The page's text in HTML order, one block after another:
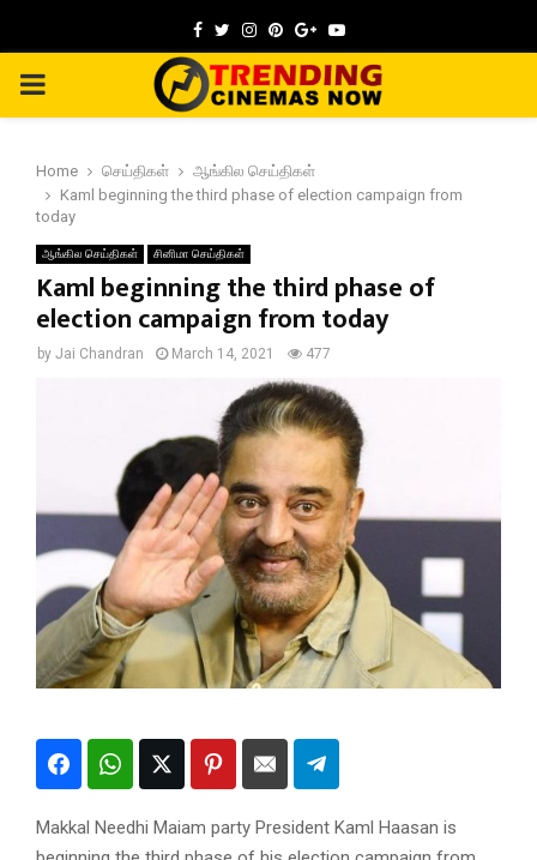
Facebook
TwitterInstagram
Pinterest
GoogleYoutube
PRIMARY
Home செய்திகள்
ஆங்கில செய்திகள்
Kaml beginning the third phase of election campaign from
today
ஆங்கில செய்திகள் சினிமா செய்திகள்
Kaml beginning the third phase of
election campaign from today
by Jai Chandran March 14, 2021 477
Makkal Needhi Maiam party President Kaml Haasan is